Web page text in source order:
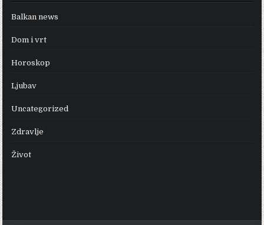
Balkan news
Dom i vrt
Horoskop
Ljubav
Uncategorized
Zdravlje
Život